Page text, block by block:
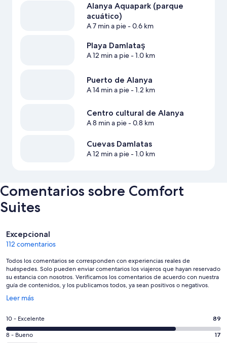
Alanya Aquapark (parque
acuático)
A 7 min a pie- 0.6 km
Playa Damlataş
A 12 min a pie- 1.0 km
Puerto de Alanya
A 14 min a pie- 1.2 km
Centro cultural de Alanya
A 8 min a pie- 0.8 km
Cuevas Damlatas
A 12 min a pie- 1.0 km
Comentarios sobre Comfort
Suites
Comentarios
Excepcional
112 comentarios
Todos los comentarios se corresponden con experiencias reales de
huéspedes. Solo pueden enviar comentarios los viajeros que hayan reservado
su estancia con nosotros. Verificamos los comentarios de acuerdo con nuestra
guía de contenidos, y los publicamos todos, ya sean positivos o negativos.
Leer más
Se
en
ventana
89
comentarios
de
10 - Excelente 89
17
8 - Bueno 17